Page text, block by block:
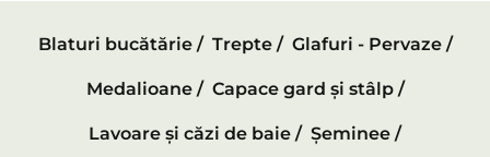
Blaturi bucătărie / Trepte / Glafuri - Pervaze /
Medalioane / Capace gard și stâlp /
Lavoare și căzi de baie / Șeminee /